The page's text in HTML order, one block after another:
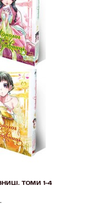
ТОМИ 1-4